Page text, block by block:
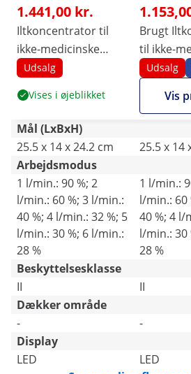
1.441,00 kr.
Iltkoncentrator til
ikke-medicinske
formål – 1 til 6 l/min
Udsalg
Vises i øjeblikket
Brugt
til ikke-
formål –
– op til 90
Udsalg
Vis
Mål (LxBxH)
25.5 x 14 x 24.2 cm
25.5 x 14
Arbejdsmodus
1 l/min.: 90 %; 2
l/min.: 60 %; 3 l/min.:
40 %; 4 l/min.: 32 %; 5
l/min.: 30 %; 6 l/min.:
28 %
1 l/min.:
l/min.: 60
40 %; 4 l/
l/min.: 30
28 %
Beskyttelsesklasse
II
II
Dækker område
-
-
Display
LED
LED